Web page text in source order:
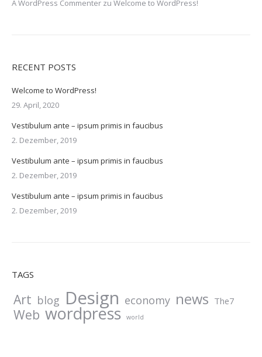
A WordPress Commenter zu Welcome to WordPress!
RECENT POSTS
Welcome to WordPress!
29. April, 2020
Vestibulum ante – ipsum primis in faucibus
2. Dezember, 2019
Vestibulum ante – ipsum primis in faucibus
2. Dezember, 2019
Vestibulum ante – ipsum primis in faucibus
2. Dezember, 2019
TAGS
Art blog Design economy news The7
Web wordpress world